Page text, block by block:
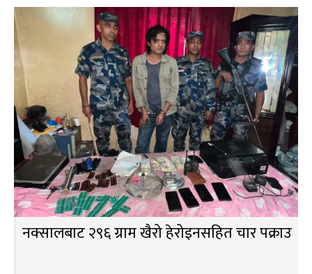
नक्सालबाट २९६ ग्राम खैरो हेरोइनसहित चार पक्राउ